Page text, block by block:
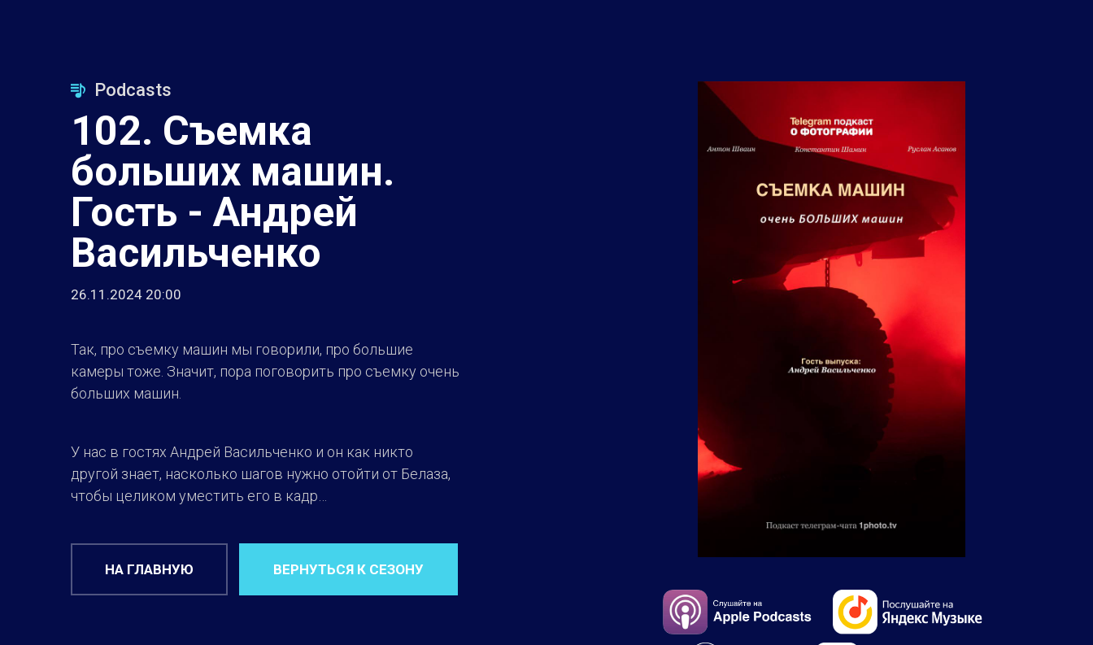
Podcasts
102. Съемка
больших машин.
Гость - Андрей
Васильченко
26.11.2024 20:00
Так, про съемку машин мы говорили, про большие
камеры тоже. Значит, пора поговорить про съемку очень
больших машин.
У нас в гостях Андрей Васильченко и он как никто
другой знает, насколько шагов нужно отойти от Белаза,
чтобы целиком уместить его в кадр…
НА ГЛАВНУЮ ВЕРНУТЬСЯ К СЕЗОНУ